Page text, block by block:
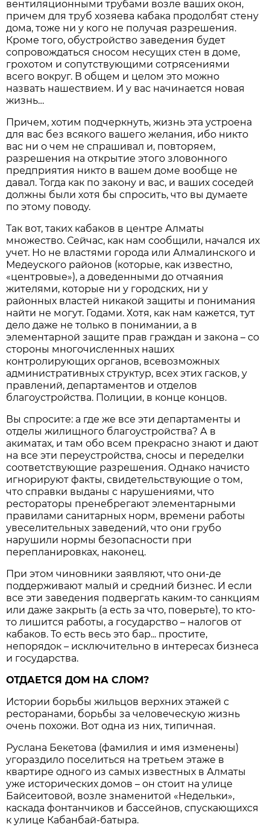
вентиляционными трубами возле ваших окон,
причем для труб хозяева кабака продолбят стену
дома, тоже ни у кого не получая разрешения.
Кроме того, обустройство заведения будет
сопровождаться сносом несущих стен в доме,
грохотом и сопутствующими сотрясениями
всего вокруг. В общем и целом это можно
назвать нашествием. И у вас начинается новая
жизнь…
Причем, хотим подчеркнуть, жизнь эта устроена
для вас без всякого вашего желания, ибо никто
вас ни о чем не спрашивал и, повторяем,
разрешения на открытие этого зловонного
предприятия никто в вашем доме вообще не
давал. Тогда как по закону и вас, и ваших соседей
должны были хотя бы спросить, что вы думаете
по этому поводу.
Так вот, таких кабаков в центре Алматы
множество. Сейчас, как нам сообщили, начался их
учет. Но не властями города или Алмалинского и
Медеуского районов (которые, как известно,
«центровые»), а доведенными до отчаяния
жителями, которые ни у городских, ни у
районных властей никакой защиты и понимания
найти не могут. Годами. Хотя, как нам кажется, тут
дело даже не только в понимании, а в
элементарной защите прав граждан и закона – со
стороны многочисленных наших
контролирующих органов, всевозможных
административных структур, всех этих гасков, у
правлений, департаментов и отделов
благоустройства. Полиции, в конце концов.
Вы спросите: а где же все эти департаменты и
отделы жилищного благоустройства? А в
акиматах, и там обо всем прекрасно знают и дают
на все эти переустройства, сносы и переделки
соответствующие разрешения. Однако начисто
игнорируют факты, свидетельствующие о том,
что справки выданы с нарушениями, что
рестораторы пренебрегают элементарными
правилами санитарных норм, времени работы
увеселительных заведений, что они грубо
нарушили нормы безопасности при
перепланировках, наконец.
При этом чиновники заявляют, что они-де
поддерживают малый и средний бизнес. И если
все эти заведения подвергать каким-то санкциям
или даже закрыть (а есть за что, поверьте), то кто-
то лишится работы, а государство – налогов от
кабаков. То есть весь это бар... простите,
непорядок – исключительно в интересах бизнеса
и государства.
ОТДАЕТСЯ ДОМ НА СЛОМ?
Истории борьбы жильцов верхних этажей с
ресторанами, борьбы за человеческую жизнь
очень похожи. Вот одна из них, типичная.
Руслана Бекетова (фамилия и имя изменены)
угораздило поселиться на третьем этаже в
квартире одного из самых известных в Алматы
уже исторических домов – он стоит на улице
Байсеитовой, возле знаменитой «Недельки»,
каскада фонтанчиков и бассейнов, спускающихся
к улице Кабанбай-батыра.